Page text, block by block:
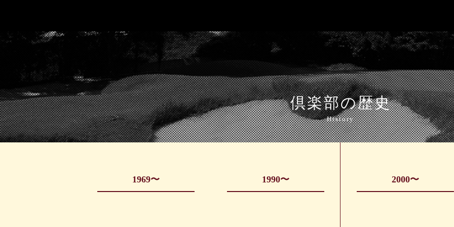
倶楽部の歴史
History
1969〜 1990〜 2000〜